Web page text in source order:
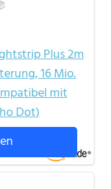
Plus 2m
16 Mio.
mit
Dot)